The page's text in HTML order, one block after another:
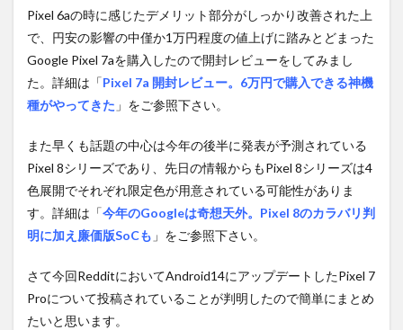
Pixel 6aの時に感じたデメリット部分がしっかり改善された上
で、円安の影響の中僅か1万円程度の値上げに踏みとどまった
Google Pixel 7aを購入したので開封レビューをしてみまし
た。詳細は「Pixel 7a 開封レビュー。6万円で購入できる神機
種がやってきた 」をご参照下さい。
また早くも話題の中心は今年の後半に発表が予測されている
Pixel 8シリーズであり、先日の情報からもPixel 8シリーズは4
色展開でそれぞれ限定色が用意されている可能性がありま
す。詳細は「今年のGoogleは奇想天外。Pixel 8のカラバリ判
明に加え廉価版SoCも 」をご参照下さい。
さて今回RedditにおいてAndroid14にアップデートしたPixel 7
Proについて投稿されていることが判明したので簡単にまとめ
たいと思います。